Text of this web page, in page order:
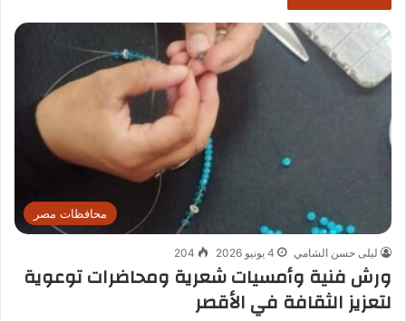
محافظات مصر
ليلى حسن الشامي 4 يونيو 2026 204
ورش فنية وأمسيات شعرية ومحاضرات توعوية
لتعزيز الثقافة في الأقصر